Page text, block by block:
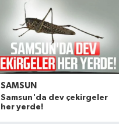
SAMSUN
Samsun'da dev çekirgeler
her yerde!